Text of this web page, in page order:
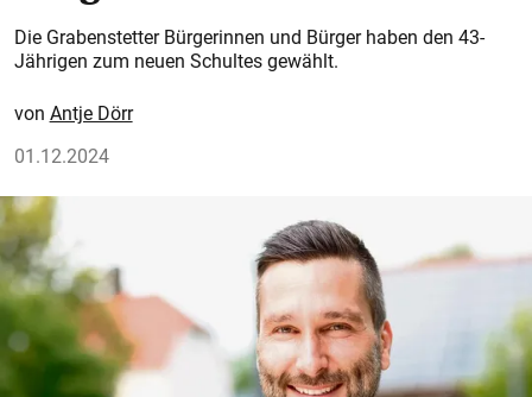
Die Grabenstetter Bürgerinnen und Bürger haben den 43-
Jährigen zum neuen Schultes gewählt.
Antje Dörr
01.12.2024